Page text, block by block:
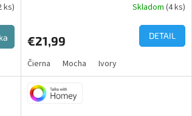
ks)
je
z
5
hviezdičiek.
Skladom (4 ks)
€21,99 DETAIL
Čierna Mocha Ivory